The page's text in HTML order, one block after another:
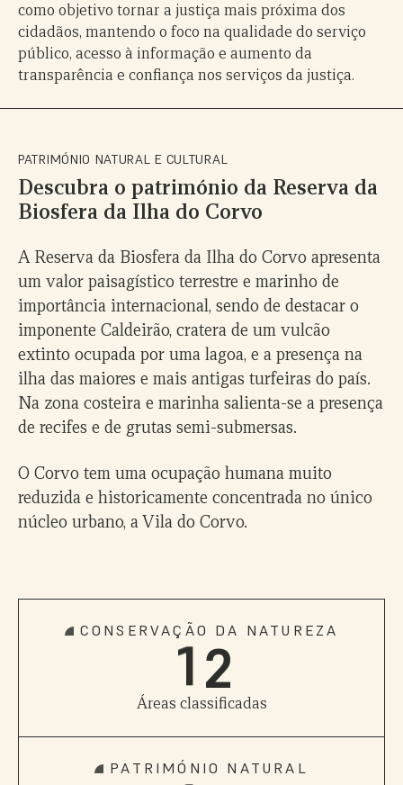
como objetivo tornar a justiça mais próxima dos
cidadãos, mantendo o foco na qualidade do serviço
público, acesso à informação e aumento da
transparência e confiança nos serviços da justiça.
PATRIMÓNIO NATURAL E CULTURAL
Descubra o património da Reserva da
Biosfera da Ilha do Corvo
A Reserva da Biosfera da Ilha do Corvo apresenta
um valor paisagístico terrestre e marinho de
importância internacional, sendo de destacar o
imponente Caldeirão, cratera de um vulcão
extinto ocupada por uma lagoa, e a presença na
ilha das maiores e mais antigas turfeiras do país.
Na zona costeira e marinha salienta-se a presença
de recifes e de grutas semi-submersas.
O Corvo tem uma ocupação humana muito
reduzida e historicamente concentrada no único
núcleo urbano, a Vila do Corvo.
CONSERVAÇÃO DA NATUREZA
0
1
1
2
Áreas classificadas
PATRIMÓNIO NATURAL
0
0
1
2
3
4
5
6
1
2
3